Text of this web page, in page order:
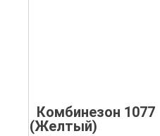
Комбинезон 1077
(Желтый)